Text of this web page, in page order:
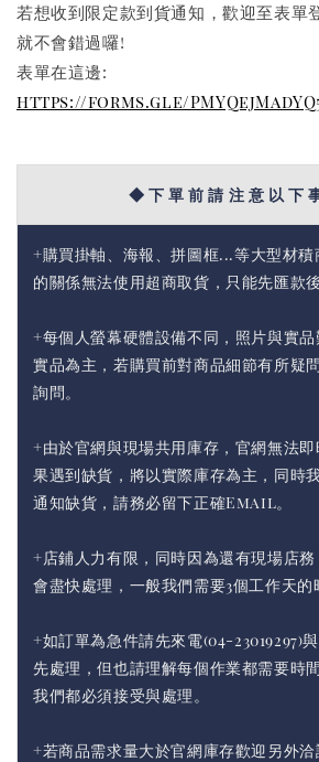
若想收到限定款到貨通知，歡迎至表
就不會錯過囉!
表單在這邊:
https://forms.gle/
◆ 下 單 前 請 注 意 以 下
+購買掛軸、海報、拼圖框...等大型材
的關係無法使用超商取貨，只能先匯款
+每個人螢幕硬體設備不同，照片與實
實品為主，若購買前對商品細節有所疑
詢問。
+由於官網與現場共用庫存，官網無法
果遇到缺貨，將以實際庫存為主，同
通知缺貨，請務必留下正確Email。
+店鋪人力有限，同時因為還有現場店
會盡快處理，一般我們需要3個工作天的
+如訂單為急件請先來電(04-23019297)
先處理，但也請理解每個作業都需要時
我們都必須接受與處理。
+若商品需求量大於官網庫存歡迎另外洽